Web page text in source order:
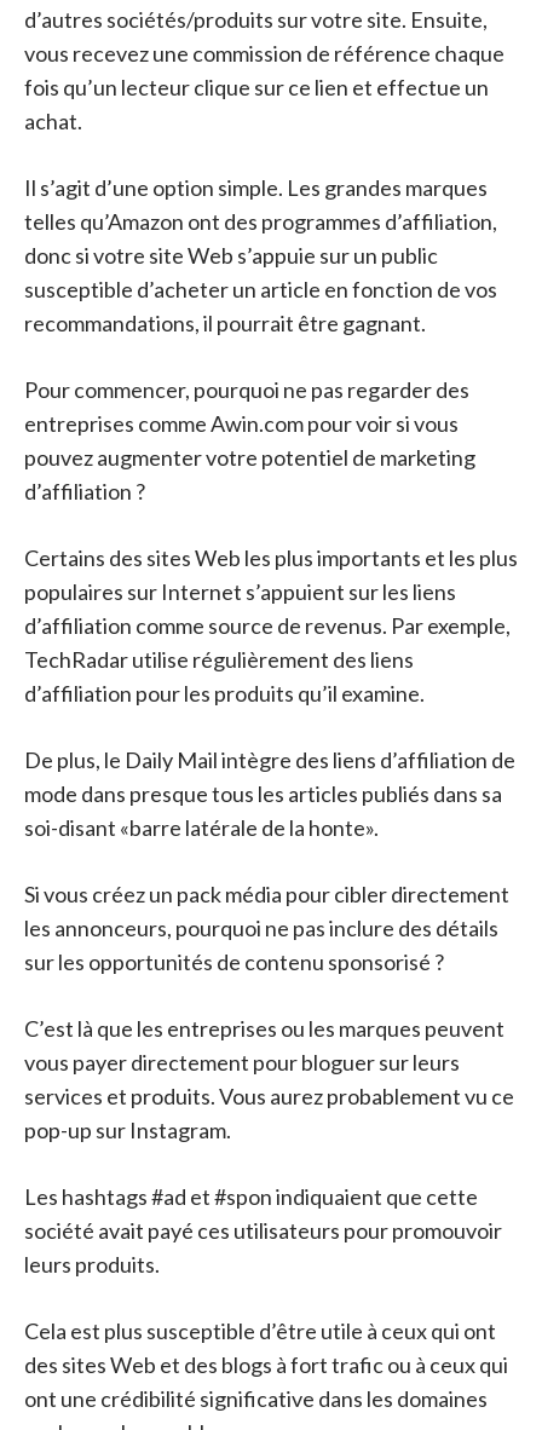
d’autres sociétés/produits sur votre site. Ensuite,
vous recevez une commission de référence chaque
fois qu’un lecteur clique sur ce lien et effectue un
achat.
Il s’agit d’une option simple. Les grandes marques
telles qu’Amazon ont des programmes d’affiliation,
donc si votre site Web s’appuie sur un public
susceptible d’acheter un article en fonction de vos
recommandations, il pourrait être gagnant.
Pour commencer, pourquoi ne pas regarder des
entreprises comme Awin.com pour voir si vous
pouvez augmenter votre potentiel de marketing
d’affiliation ?
Certains des sites Web les plus importants et les plus
populaires sur Internet s’appuient sur les liens
d’affiliation comme source de revenus. Par exemple,
TechRadar utilise régulièrement des liens
d’affiliation pour les produits qu’il examine.
De plus, le Daily Mail intègre des liens d’affiliation de
mode dans presque tous les articles publiés dans sa
soi-disant «barre latérale de la honte».
Si vous créez un pack média pour cibler directement
les annonceurs, pourquoi ne pas inclure des détails
sur les opportunités de contenu sponsorisé ?
C’est là que les entreprises ou les marques peuvent
vous payer directement pour bloguer sur leurs
services et produits. Vous aurez probablement vu ce
pop-up sur Instagram.
Les hashtags #ad et #spon indiquaient que cette
société avait payé ces utilisateurs pour promouvoir
leurs produits.
Cela est plus susceptible d’être utile à ceux qui ont
des sites Web et des blogs à fort trafic ou à ceux qui
ont une crédibilité significative dans les domaines